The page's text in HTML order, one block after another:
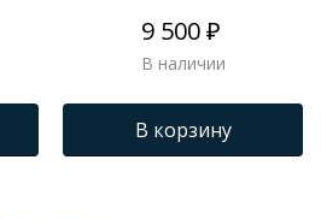
9 500 ₽
В наличии
В корзину